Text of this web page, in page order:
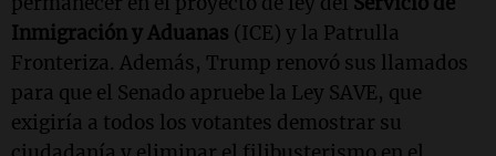
Inmigración y Aduanas (ICE) y la Patrulla
Fronteriza. Además, Trump renovó sus llamados
para que el Senado apruebe la Ley SAVE, que
exigiría a todos los votantes demostrar su